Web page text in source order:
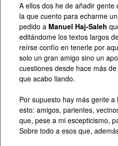
A ellos dos he de añadir
la que cuento para echarme
pedido a Manuel Haj-Saleh
editándome los textos largos
reírse confío en tenerle por
solo un gran amigo sino un
cuestiones desde hace más
que acabo liando.
Por supuesto hay más gente
esto: amigos, parientes,
que, pese a mi escepticismo,
Sobre todo a esos que,